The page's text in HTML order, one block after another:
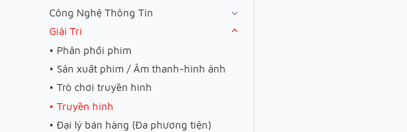
Công Nghệ Thông Tin
Giải Trí
Phân phối phim
Sản xuất phim / Âm thanh-hình ảnh
Trò chơi truyền hình
Truyền hình
Đại lý bán hàng (Đa phương tiện)